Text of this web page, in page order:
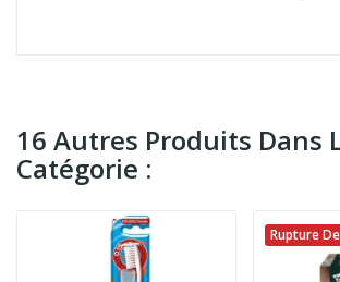
16 Autres Produits Dans
Catégorie :
Rupture